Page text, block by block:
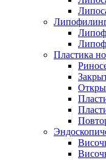
Пластика